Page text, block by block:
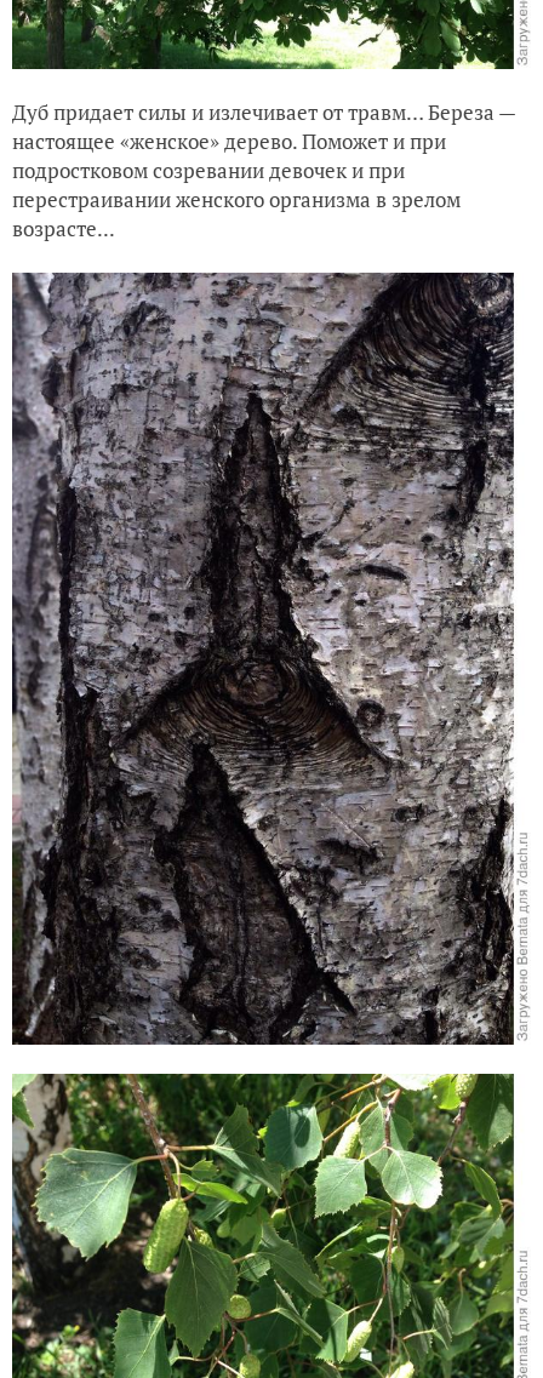
Дуб придает силы и излечивает от травм… Береза —
настоящее «женское» дерево. Поможет и при
подростковом созревании девочек и при
перестраивании женского организма в зрелом
возрасте...